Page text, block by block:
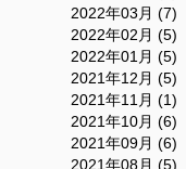
2022年03月 (7)
2022年02月 (5)
2022年01月 (5)
2021年12月 (5)
2021年11月 (1)
2021年10月 (6)
2021年09月 (6)
2021年08月 (5)